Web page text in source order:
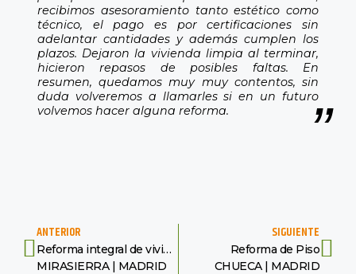
recibimos asesoramiento tanto estético como
técnico, el pago es por certificaciones sin
adelantar cantidades y además cumplen los
plazos. Dejaron la vivienda limpia al terminar,
hicieron repasos de posibles faltas. En
resumen, quedamos muy muy contentos, sin
duda volveremos a llamarles si en un futuro
volvemos hacer alguna reforma.
ANTERIOR
Reforma integral de vivienda
MIRASIERRA | MADRID
SIGUIENTE
Reforma de Piso
CHUECA | MADRID